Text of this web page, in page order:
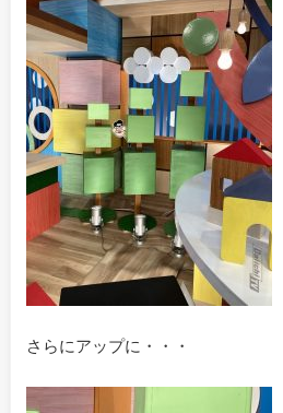
さらにアップに・・・